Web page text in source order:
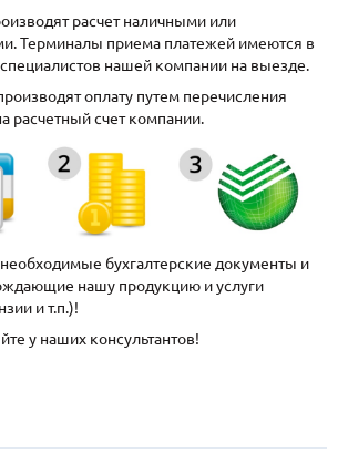
расчет наличными или
Терминалы приема платежей имеются в
нашей компании на выезде.
оплату путем перечисления
расчетный счет компании.
бухгалтерские документы и
нашу продукцию и услуги
и т.п.)!
у наших консультантов!